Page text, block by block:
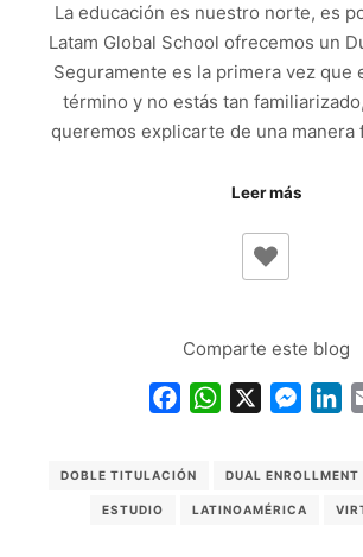
La educación es nuestro norte, es
Latam Global School ofrecemos un
Seguramente es la primera vez que
término y no estás tan
queremos explicarte de una manera
Leer más
Comparte este blog
FacebookWhatsApp
DOBLE TITULACIÓN DUAL ENROLLMENT
ESTUDIO LATINOAMÉRICA